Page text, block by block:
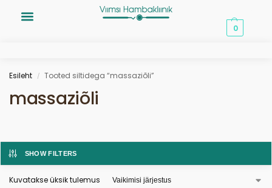
0
Esileht / Tooted siltidega “massaziõli”
massaziõli
SHOW FILTERS
Kuvatakse üksik tulemus